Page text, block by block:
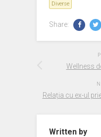
Diverse
Share:
Wellness
Relația cu ex-ul
Written by